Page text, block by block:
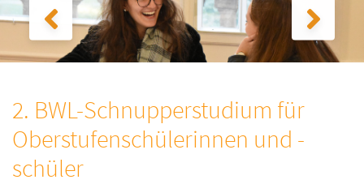
2. BWL-Schnupperstudium für
Oberstufenschülerinnen und -
schüler